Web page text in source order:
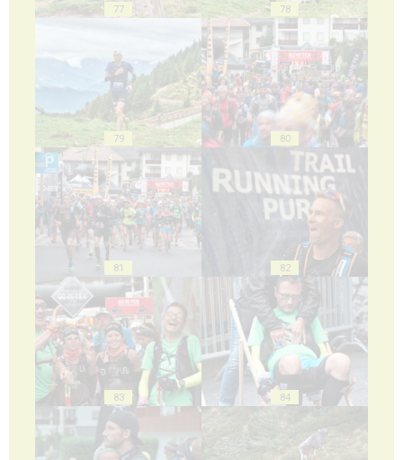
77 78
79 80
81 82
83 84